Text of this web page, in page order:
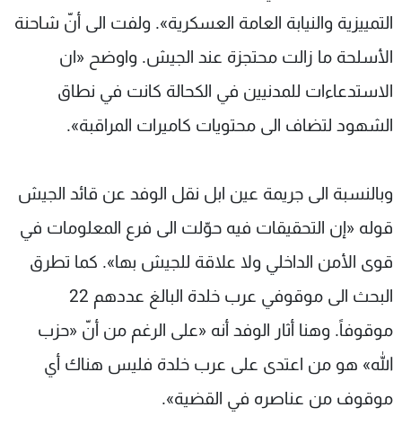
التمييزية والنيابة العامة العسكرية». ولفت الى أنّ شاحنة
الأسلحة ما زالت محتجزة عند الجيش. واوضح «ان
الاستدعاءات للمدنيين في الكحالة كانت في نطاق
الشهود لتضاف الى محتويات كاميرات المراقبة».
وبالنسبة الى جريمة عين ابل نقل الوفد عن قائد الجيش
قوله «إن التحقيقات فيه حوّلت الى فرع المعلومات في
قوى الأمن الداخلي ولا علاقة للجيش بها». كما تطرق
البحث الى موقوفي عرب خلدة البالغ عددهم 22
موقوفاً. وهنا أثار الوفد أنه «على الرغم من أنّ «حزب
الله» هو من اعتدى على عرب خلدة فليس هناك أي
موقوف من عناصره في القضية».